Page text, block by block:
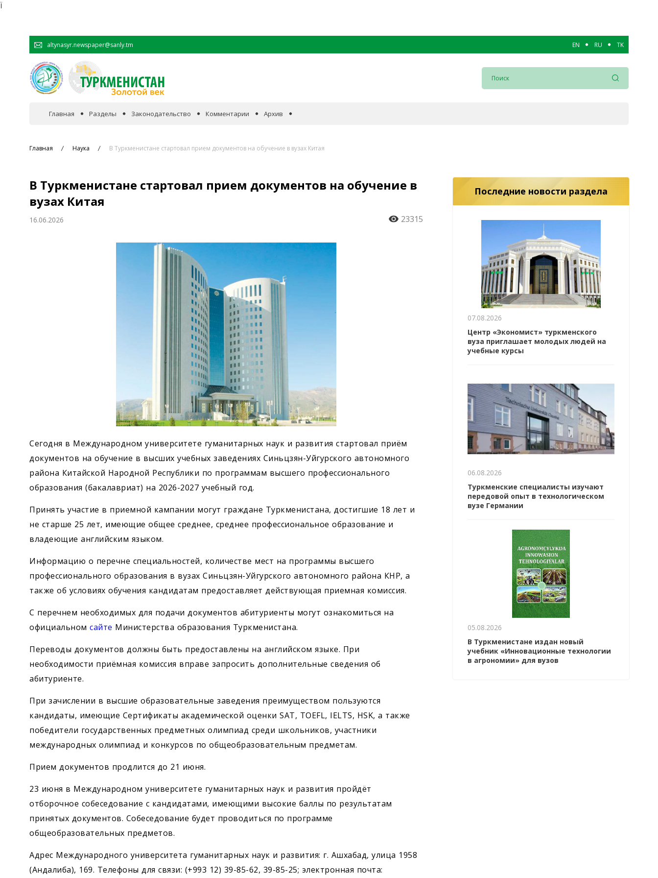
Ï
altynasyr.newspaper@sanly.tm EN RU TK
Главная Разделы Законодательство Комментарии Архив
Главная Наука В Туркменистане стартовал прием документов на обучение в вузах Китая
В Туркменистане стартовал прием документов на обучение в
вузах Китая
16.06.2026 23315
Сегодня в Международном университете гуманитарных наук и развития стартовал приём
документов на обучение в высших учебных заведениях Синьцзян-Уйгурского автономного
района Китайской Народной Республики по программам высшего профессионального
образования (бакалавриат) на 2026-2027 учебный год.
Принять участие в приемной кампании могут граждане Туркменистана, достигшие 18 лет и
не старше 25 лет, имеющие общее среднее, среднее профессиональное образование и
владеющие английским языком.
Информацию о перечне специальностей, количестве мест на программы высшего
профессионального образования в вузах Синьцзян-Уйгурского автономного района КНР, а
также об условиях обучения кандидатам предоставляет действующая приемная комиссия.
С перечнем необходимых для подачи документов абитуриенты могут ознакомиться на
официальном сайте Министерства образования Туркменистана.
Переводы документов должны быть предоставлены на английском языке. При
необходимости приёмная комиссия вправе запросить дополнительные сведения об
абитуриенте.
При зачислении в высшие образовательные заведения преимуществом пользуются
кандидаты, имеющие Сертификаты академической оценки SAT, TOEFL, IELTS, HSK, а также
победители государственных предметных олимпиад среди школьников, участники
международных олимпиад и конкурсов по общеобразовательным предметам.
Прием документов продлится до 21 июня.
23 июня в Международном университете гуманитарных наук и развития пройдёт
отборочное собеседование с кандидатами, имеющими высокие баллы по результатам
принятых документов. Собеседование будет проводиться по программе
общеобразовательных предметов.
Адрес Международного университета гуманитарных наук и развития: г. Ашхабад, улица 1958
(Андалиба), 169. Телефоны для связи: (+993 12) 39-85-62, 39-85-25; электронная почта:
Последние новости раздела
07.08.2026
Центр «Экономист» туркменского
вуза приглашает молодых людей на
учебные курсы
06.08.2026
Туркменские специалисты изучают
передовой опыт в технологическом
вузе Германии
05.08.2026
В Туркменистане издан новый
учебник «Инновационные технологии
в агрономии» для вузов